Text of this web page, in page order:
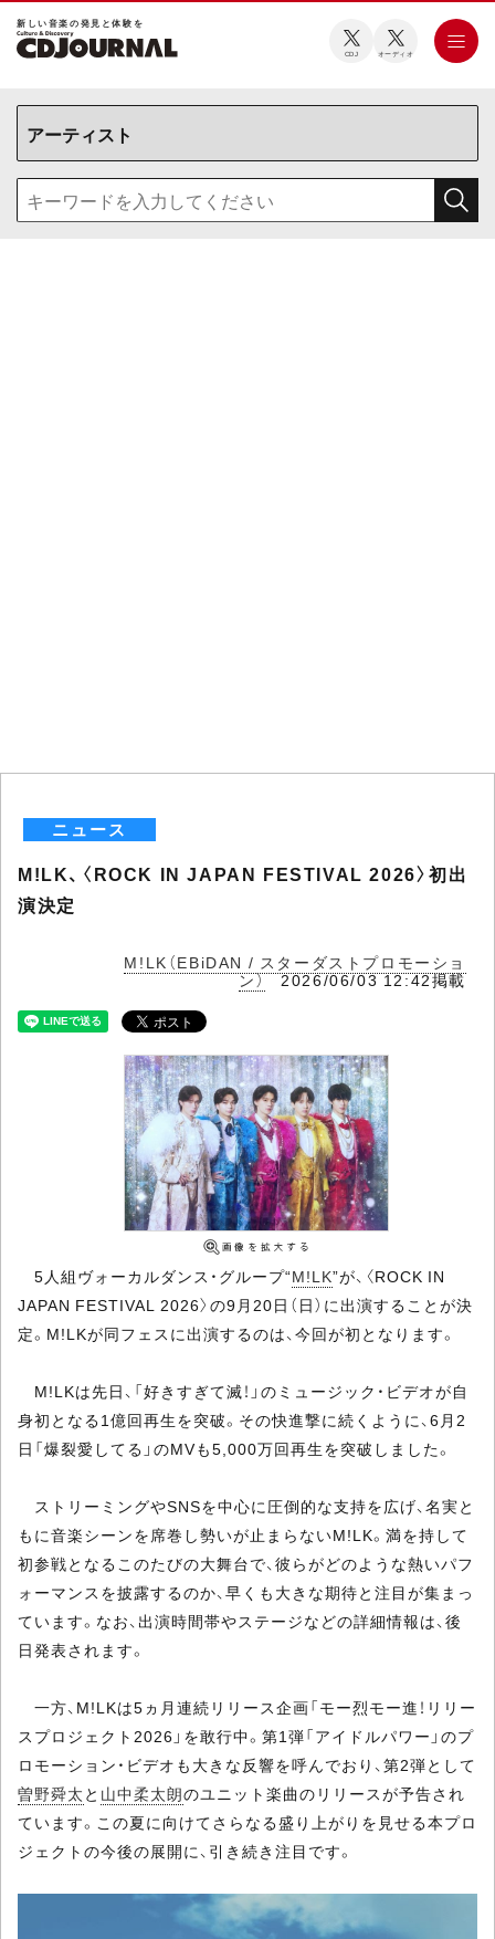
新しい⾳楽の発⾒と体験を
CDJ オーディオ
ニュース
M!LK、〈ROCK IN JAPAN FESTIVAL 2026〉初出
演決定
M!LK（EBiDAN / スターダストプロモーショ
ン）2026/06/03 12:42掲載
5人組ヴォーカルダンス・グループ“M!LK”が、〈ROCK IN
JAPAN FESTIVAL 2026〉の9月20日（日）に出演することが決
定。M!LKが同フェスに出演するのは、今回が初となります。
M!LKは先日、「好きすぎて滅！」のミュージック・ビデオが自
身初となる1億回再生を突破。その快進撃に続くように、6月2
日「爆裂愛してる」のMVも5,000万回再生を突破しました。
ストリーミングやSNSを中心に圧倒的な支持を広げ、名実と
もに音楽シーンを席巻し勢いが止まらないM!LK。満を持して
初参戦となるこのたびの大舞台で、彼らがどのような熱いパフ
ォーマンスを披露するのか、早くも大きな期待と注目が集まっ
ています。なお、出演時間帯やステージなどの詳細情報は、後
日発表されます。
一方、M!LKは5ヵ月連続リリース企画「モー烈モー進！リリー
スプロジェクト2026」を敢行中。第1弾「アイドルパワー」のプ
ロモーション・ビデオも大きな反響を呼んでおり、第2弾として
曽野舜太 と 山中柔太朗のユニット楽曲のリリースが予告され
ています。この夏に向けてさらなる盛り上がりを見せる本プロ
ジェクトの今後の展開に、引き続き注目です。